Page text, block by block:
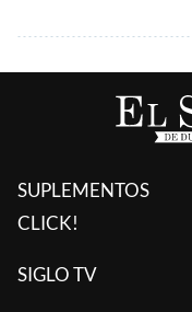
SUPLEMENTOS
CLICK!
SIGLO TV